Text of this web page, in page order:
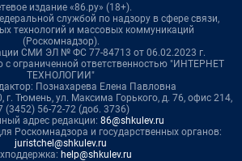
издание «86.ру» (18+).
службой по надзору в сфере связи,
технологий и массовых коммуникаций
(Роскомнадзор).
СМИ ЭЛ № ФС 77-84713 от 06.02.2023 г.
с ограниченной ответственностью "ИНТЕРНЕТ
ТЕХНОЛОГИИ"
Познахарева Елена Павловна
г. Тюмень, ул. Максима Горького, д. 76, офис 214,
(3452) 56-72-72 (доб. 3736)
адрес редакции: 86@shkulev.ru
Роскомнадзора и государственных органов:
juristchel@shkulev.ru
help@shkulev.ru